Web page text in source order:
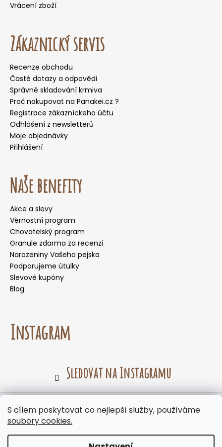
S cílem poskytovat co nejlepší služby, používáme
soubory cookies.
měsíců nedoporučujeme volit doručení do
samoobslužných boxů, kde mohou být zásilky
vystaveny vysokým teplotám. Jelikož naše
produkty neobsahují chemické konzervanty,
Vrácení zboží
Zákaznický servis
Recenze obchodu
Časté dotazy a odpovědi
Správné skladování krmiva
Proč nakupovat na Panakei.cz ?
Registrace zákazníckeho účtu
Odhlášení z newsletterů
Moje objednávky
Přihlášení
Naše benefity
Akce a slevy
Věrnostní program
Chovatelský program
Granule zdarma za recenzi
Narozeniny Vašeho pejska
Podporujeme útulky
Slevové kupóny
Blog
Instagram
Sledovat na Instagramu
Vytvořil Shoptet
Copyright 2026Panakei.cz
Upravit nastavení cookies